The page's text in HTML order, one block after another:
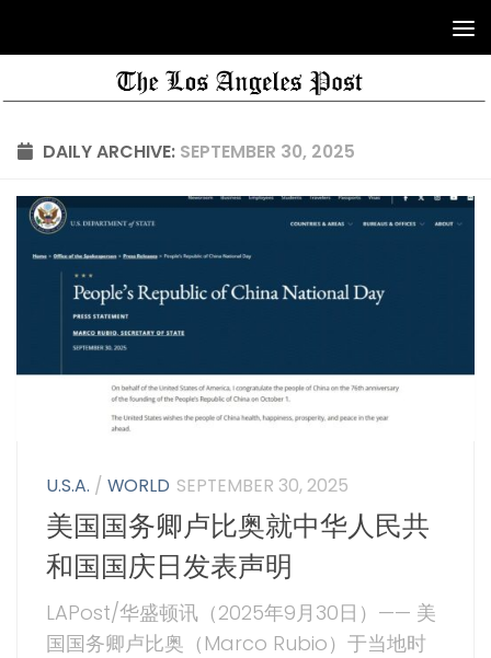
DAILY ARCHIVE: SEPTEMBER 30, 2025
U.S.A. /WORLD SEPTEMBER 30, 2025
美国国务卿卢比奥就中华人民共
和国国庆日发表声明
LAPost/华盛顿讯（2025年9月30日）—— 美
国国务卿卢比奥（Marco Rubio）于当地时